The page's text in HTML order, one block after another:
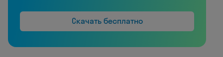
Скачать бесплатно